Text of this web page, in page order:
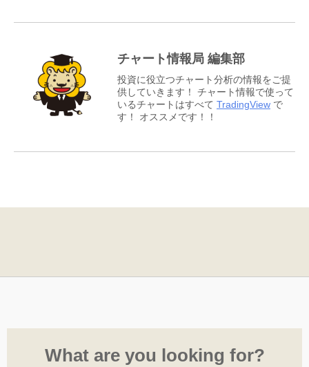
チャート情報局 編集部
投資に役立つチャート分析の情報をご提
供していきます！ チャート情報で使って
いるチャートはすべて TradingView で
す！ オススメです！！
What are you looking for?